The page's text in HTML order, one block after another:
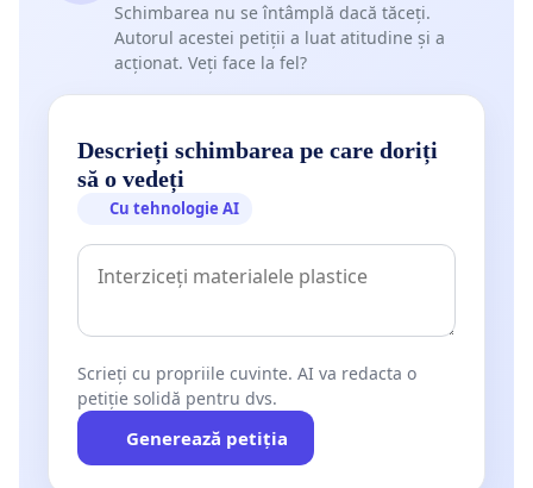
Schimbarea nu se întâmplă dacă tăceți.
Autorul acestei petiții a luat atitudine și a
acționat. Veți face la fel?
Descrieți schimbarea pe care doriți
să o vedeți
Cu tehnologie AI
Scrieți cu propriile cuvinte. AI va redacta o
petiție solidă pentru dvs.
Generează petiția